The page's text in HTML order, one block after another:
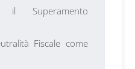
Superamento
Fiscale come